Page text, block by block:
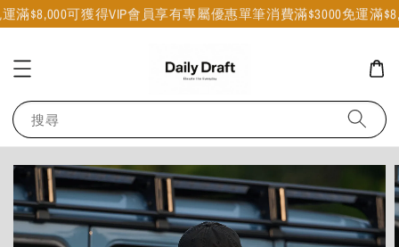
滿$8,000可獲得VIP會員享有專屬優惠單筆消費滿$3000免運滿
搜尋